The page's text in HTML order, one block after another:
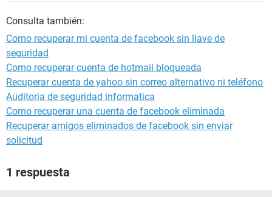
Consulta también:
Como recuperar mi cuenta de facebook sin llave de
seguridad
Como recuperar cuenta de hotmail bloqueada
Recuperar cuenta de yahoo sin correo alternativo ni teléfono
Auditoria de seguridad informatica
Como recuperar una cuenta de facebook eliminada
Recuperar amigos eliminados de facebook sin enviar
solicitud
1 respuesta